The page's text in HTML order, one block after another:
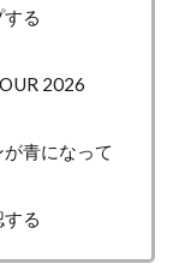
る
2026
青になって
る